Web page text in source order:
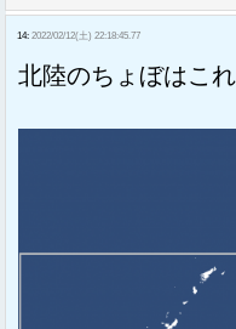
14: 2022/02/12(土) 22:18:45.77
北陸のちょぼはこ